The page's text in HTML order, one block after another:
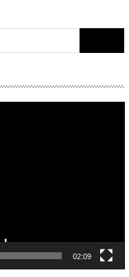
02:09